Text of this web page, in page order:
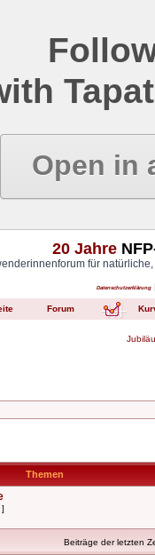
Open in
20 Jahre
für
Datenschutzerklärung
Forum
Themen
]
Beiträge der letzten